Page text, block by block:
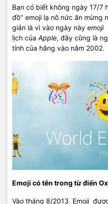
Bạn có biết không ngày 17/7
đồ" emoji lạ nô nức ăn mừng
giản là vì vào ngày này emoji
lịch của Apple, đây cũng là
tính của hãng vào năm 2002.
Emoji có tên trong từ điển
Vào tháng 8/2013 Emoji